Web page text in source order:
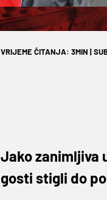
VRIJEME ČITANJA: 3MIN |
Jako zanimljiva
gosti stigli do